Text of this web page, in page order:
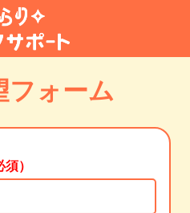
フォーム
）